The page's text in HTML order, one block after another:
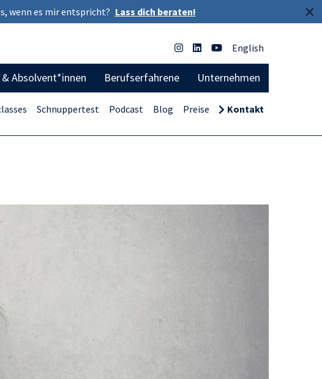
×
wenn es mir entspricht? Lass dich beraten!
English
Absolvent*innen Berufserfahrene Unternehmen
Schnuppertest Podcast Blog Preise Kontakt